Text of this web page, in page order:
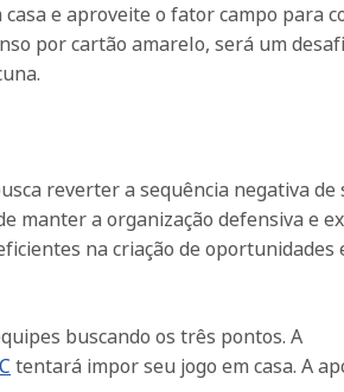
e aproveite o fator campo para
por cartão amarelo, será um
reverter a sequência negativa de
manter a organização defensiva e
na criação de oportunidades
buscando os três pontos. A
tentará impor seu jogo em casa. A